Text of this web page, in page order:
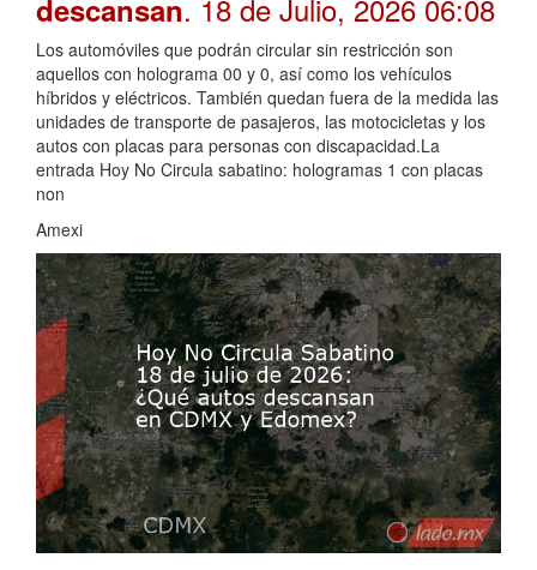
descansan. 18 de Julio, 2026 06:08
Los automóviles que podrán circular sin restricción son
aquellos con holograma 00 y 0, así como los vehículos
híbridos y eléctricos. También quedan fuera de la medida las
unidades de transporte de pasajeros, las motocicletas y los
autos con placas para personas con discapacidad.La
entrada Hoy No Circula sabatino: hologramas 1 con placas
non
Amexi